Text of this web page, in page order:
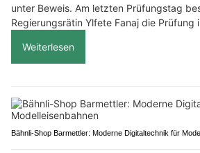
unter Beweis. Am letzten Prüfungstag
Regierungsrätin Ylfete Fanaj die Prüfung
Weiterlesen
Bähnli-Shop Barmettler: Moderne Digitaltechnik für